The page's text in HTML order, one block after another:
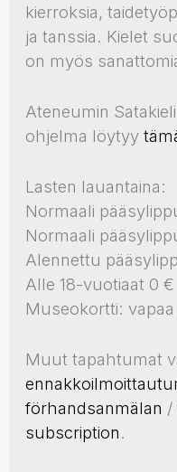
kierroksia,
ja tanssia. Kielet
on myös
Ateneumin
ohjelma löytyy
Lasten lauantaina:
Normaali
Normaali
Alennettu
Alle 18-vuotiaat 0 €
Museokortti: vapaa
Muut tapahtumat
förhandsanmälan /
subscription.